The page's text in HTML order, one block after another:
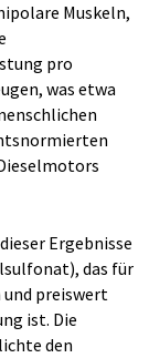
Muskeln,
pro
was etwa
Ergebnisse
das für
und preiswert
ist. Die
den